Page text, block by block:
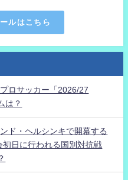
ルはこちら
ロサッカー「2026/27
は？
ド・ヘルシンキで開幕する
初日に行われる国別対抗戦